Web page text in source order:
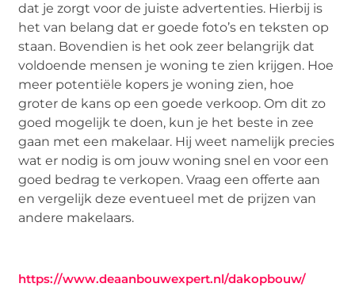
dat je zorgt voor de juiste advertenties. Hierbij is
het van belang dat er goede foto’s en teksten op
staan. Bovendien is het ook zeer belangrijk dat
voldoende mensen je woning te zien krijgen. Hoe
meer potentiële kopers je woning zien, hoe
groter de kans op een goede verkoop. Om dit zo
goed mogelijk te doen, kun je het beste in zee
gaan met een makelaar. Hij weet namelijk precies
wat er nodig is om jouw woning snel en voor een
goed bedrag te verkopen. Vraag een offerte aan
en vergelijk deze eventueel met de prijzen van
andere makelaars.
https://www.deaanbouwexpert.nl/dakopbouw/